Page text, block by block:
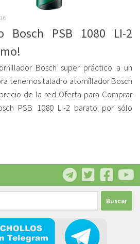
Bosch PSB 1080 LI-2
Bosch super práctico a un
tenemos taladro atornillador Bosch
de la red Oferta para Comprar
PSB 1080 LI-2 barato por sólo